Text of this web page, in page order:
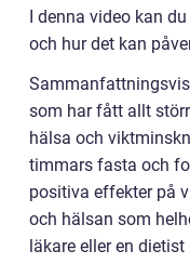
I denna video kan
och hur det kan
som har fått allt
hälsa och
timmars fasta och
positiva effekter på
och hälsan som
läkare eller en